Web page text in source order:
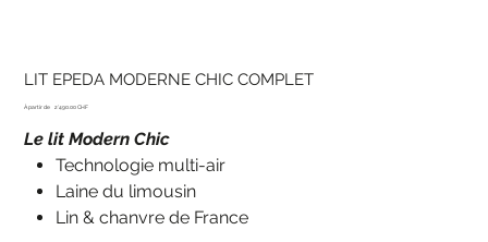
LIT EPEDA MODERNE CHIC COMPLET
À partir de Prix
2'490.00 CHF
Le lit Modern Chic
Technologie multi-air
Laine du limousin
Lin & chanvre de France